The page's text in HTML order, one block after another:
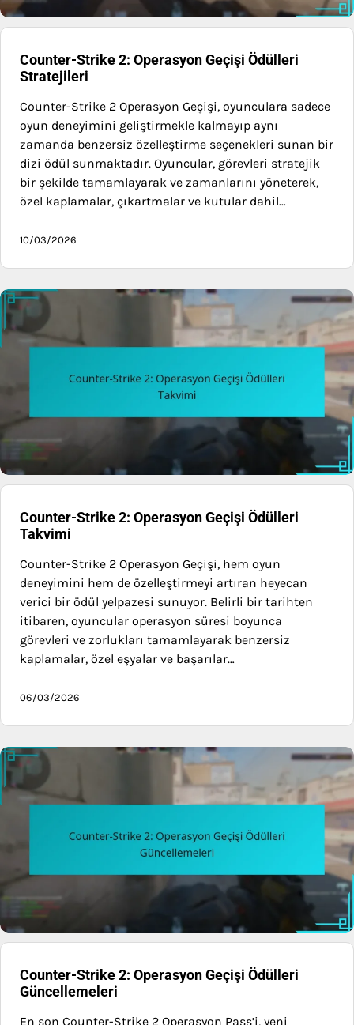
Counter-Strike 2: Operasyon Geçişi Ödülleri
Stratejileri
Counter-Strike 2 Operasyon Geçişi, oyunculara sadece
oyun deneyimini geliştirmekle kalmayıp aynı
zamanda benzersiz özelleştirme seçenekleri sunan bir
dizi ödül sunmaktadır. Oyuncular, görevleri stratejik
bir şekilde tamamlayarak ve zamanlarını yöneterek,
özel kaplamalar, çıkartmalar ve kutular dahil…
10/03/2026
Counter-Strike 2: Operasyon Geçişi Ödülleri
Takvimi
Counter-Strike 2 Operasyon Geçişi, hem oyun
deneyimini hem de özelleştirmeyi artıran heyecan
verici bir ödül yelpazesi sunuyor. Belirli bir tarihten
itibaren, oyuncular operasyon süresi boyunca
görevleri ve zorlukları tamamlayarak benzersiz
kaplamalar, özel eşyalar ve başarılar…
06/03/2026
Counter-Strike 2: Operasyon Geçişi Ödülleri
Güncellemeleri
En son Counter-Strike 2 Operasyon Pass’i, yeni